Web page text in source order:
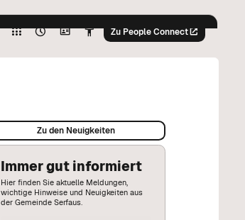
Hoher
Graustufen
Zu People Connect
Zu den Neuigkeiten
Immer gut informiert
Hier finden Sie aktuelle Meldungen,
wichtige Hinweise und Neuigkeiten aus
der Gemeinde Serfaus.